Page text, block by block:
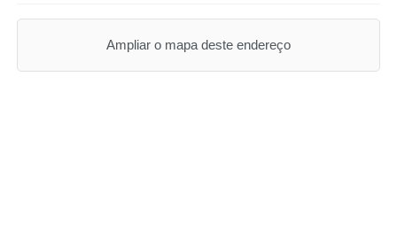
Ampliar o mapa deste endereço